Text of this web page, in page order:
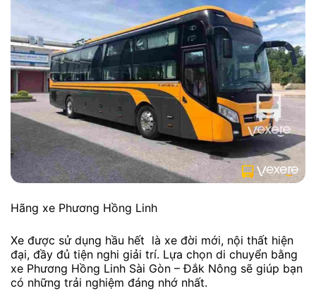
Hãng xe Phương Hồng Linh
Xe được sử dụng hầu hết là xe đời mới, nội thất hiện
đại, đầy đủ tiện nghi giải trí. Lựa chọn di chuyển bằng
xe Phương Hồng Linh Sài Gòn – Đắk Nông sẽ giúp bạn
có những trải nghiệm đáng nhớ nhất.